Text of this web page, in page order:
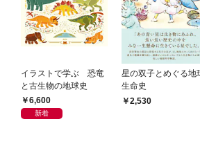
イラストで学ぶ 恐竜
と古生物の地球史
6,600
新着
星の双子とめぐる地
生命史
2,530